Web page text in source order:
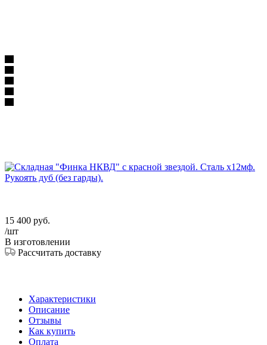
15 400 руб.
/шт
В изготовлении
Рассчитать доставку
Характеристики
Описание
Отзывы
Как купить
Оплата